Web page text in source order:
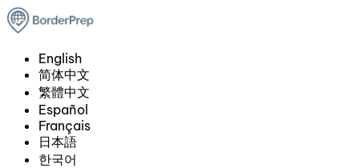
English
简体中文
繁體中文
Español
Français
日本語
한국어